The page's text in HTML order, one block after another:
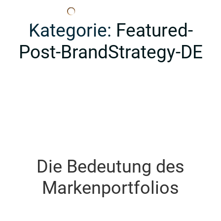
Kategorie: Featured-
Post-BrandStrategy-DE
Die Bedeutung des
Markenportfolios